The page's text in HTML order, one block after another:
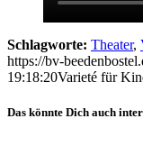
Schlagworte: Theater,
https://bv-
19:18:20Varieté für
Das könnte Dich auch